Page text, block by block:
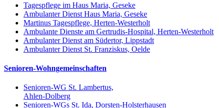
Tagespflege im Haus Maria, Geseke
Ambulanter Dienst Haus Maria, Geseke
Martinus Tagespflege, Herten-Westerholt
Ambulante Dienste am Gertrudis-Hospital, Herten-Westerholt
Ambulanter Dienst am Südertor, Lippstadt
Ambulanter Dienst St. Franziskus, Oelde
Senioren-Wohngemeinschaften
Senioren-WG St. Lambertus,
Ahlen-Dolberg
Senioren-WGs St. Ida, Dorsten-Holsterhausen